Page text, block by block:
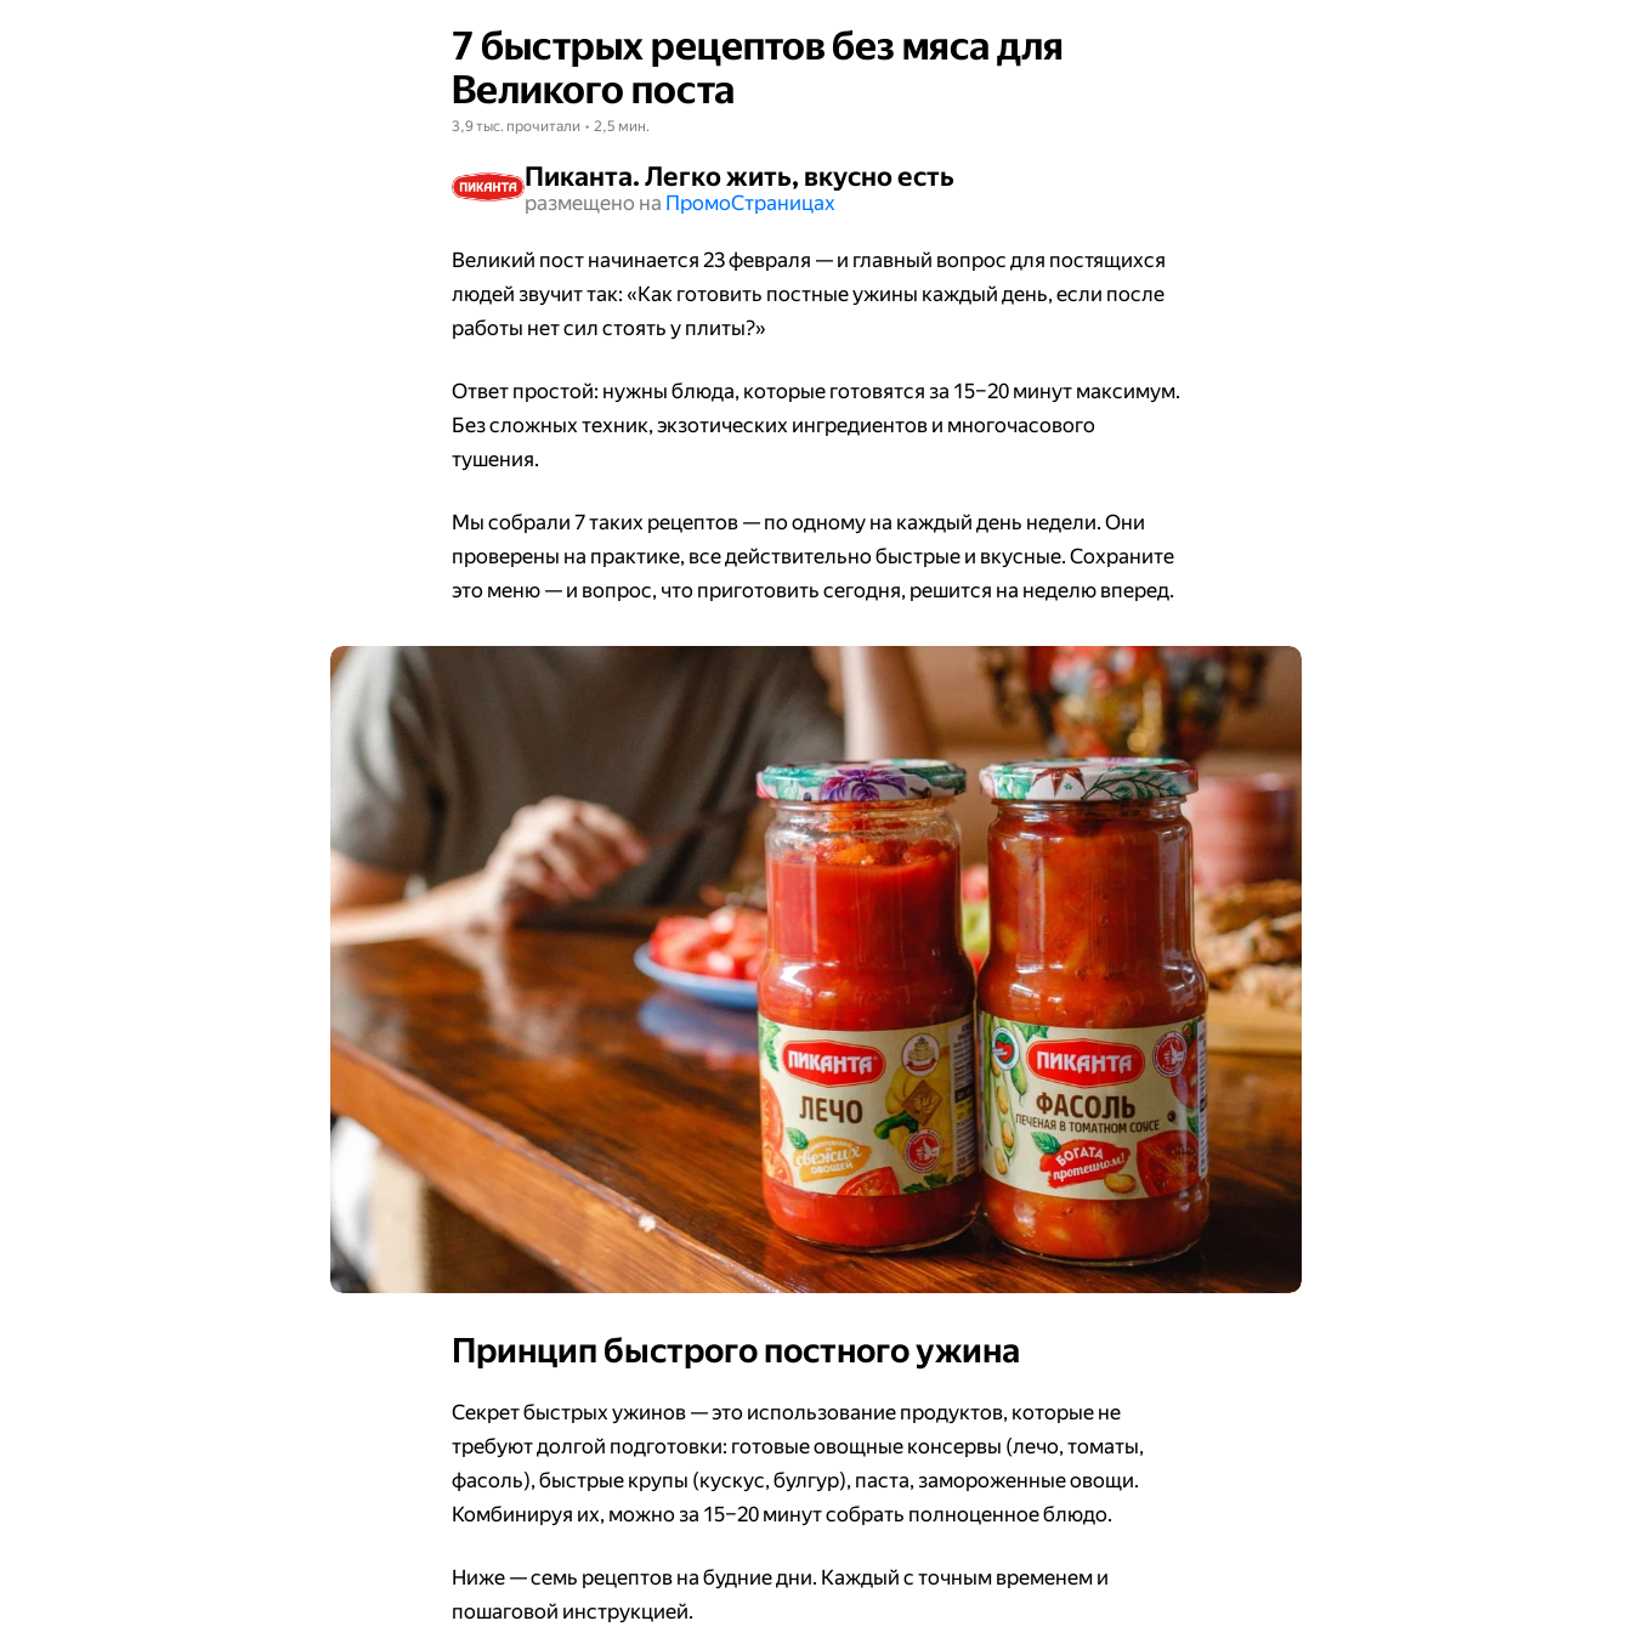
7 быстрых рецептов без мяса для
Великого поста
3,9 тыс. прочитали • 2,5 мин.
Пиканта. Легко жить, вкусно есть
размещено на Промо​​​​​​​Страницах
Великий пост начинается 23 февраля — и главный вопрос для постящихся
людей звучит так: «Как готовить постные ужины каждый день, если после
работы нет сил стоять у плиты?»
Ответ простой: нужны блюда, которые готовятся за 15–20 минут максимум.
Без сложных техник, экзотических ингредиентов и многочасового
тушения.
Мы собрали 7 таких рецептов — по одному на каждый день недели. Они
проверены на практике, все действительно быстрые и вкусные. Сохраните
это меню — и вопрос, что приготовить сегодня, решится на неделю вперед.
Принцип быстрого постного ужина
Секрет быстрых ужинов — это использование продуктов, которые не
требуют долгой подготовки: готовые овощные консервы (лечо, томаты,
фасоль), быстрые крупы (кускус, булгур), паста, замороженные овощи.
Комбинируя их, можно за 15–20 минут собрать полноценное блюдо.
Ниже — семь рецептов на будние дни. Каждый с точным временем и
пошаговой инструкцией.